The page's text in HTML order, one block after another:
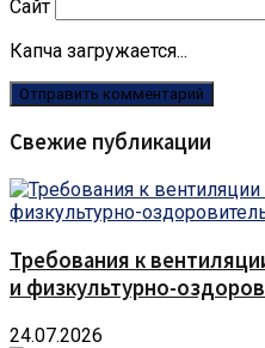
Сайт
Капча загружается...
Свежие публикации
Требования к
и физкультурно-
24.07.2026